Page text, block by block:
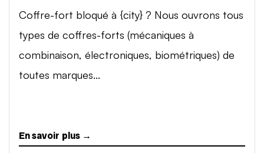
Coffre-fort bloqué à {city} ? Nous ouvrons tous
types de coffres-forts (mécaniques à
combinaison, électroniques, biométriques) de
toutes marques...
En savoir plus →